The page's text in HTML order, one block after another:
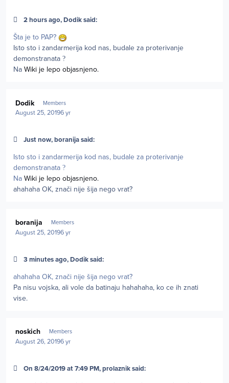
2 hours ago, Dodik said:
Šta je to PAP?
Isto sto i zandarmerija kod nas, budale za proterivanje
demonstranata ?
Na Wiki je lepo objasnjeno.
Dodik Members
August 25, 20196 yr
Just now, boranija said:
Isto sto i zandarmerija kod nas, budale za proterivanje
demonstranata ?
Na Wiki je lepo objasnjeno.
ahahaha OK, znači nije šija nego vrat?
boranija Members
August 25, 20196 yr
3 minutes ago, Dodik said:
ahahaha OK, znači nije šija nego vrat?
Pa nisu vojska, ali vole da batinaju hahahaha, ko ce ih znati
vise.
noskich Members
August 26, 20196 yr
On 8/24/2019 at 7:49 PM, prolaznik said: